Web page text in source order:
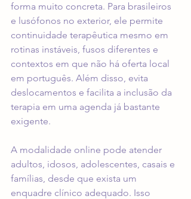
forma muito concreta. Para brasileiros
e lusófonos no exterior, ele permite
continuidade terapêutica mesmo em
rotinas instáveis, fusos diferentes e
contextos em que não há oferta local
em português. Além disso, evita
deslocamentos e facilita a inclusão da
terapia em uma agenda já bastante
exigente.
A modalidade online pode atender
adultos, idosos, adolescentes, casais e
famílias, desde que exista um
enquadre clínico adequado. Isso